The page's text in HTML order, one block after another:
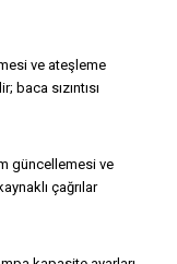
ve ateşleme
sızıntısı
güncellemesi ve
çağrılar